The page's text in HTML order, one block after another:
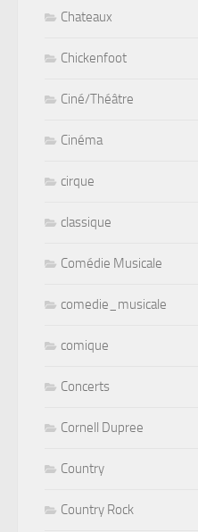
Chateaux
Chickenfoot
Ciné/Théâtre
Cinéma
cirque
classique
Comédie Musicale
comedie_musicale
comique
Concerts
Cornell Dupree
Country
Country Rock